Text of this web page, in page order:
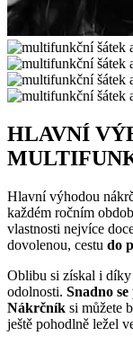
HLAVNÍ
Hlavní výhodou
každém ročním
vlastnosti nejvíce
dovolenou, cestu do
Oblibu si získal i díky
odolnosti. Snadno se
Nákrčník si můžete
ještě pohodlně ležel